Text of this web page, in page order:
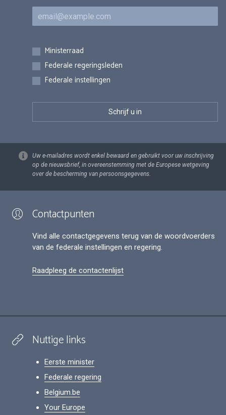
E-mail
Inschrijvingen
Ministerraad
Federale regeringsleden
Federale instellingen
Uw e-mailadres wordt enkel bewaard en gebruikt voor uw inschrijving
op de nieuwsbrief, in overeenstemming met de Europese wetgeving
over de bescherming van persoonsgegevens.
Contactpunten
Vind alle contactgegevens terug van de woordvoerders
van de federale instellingen en regering.
Raadpleeg de contactenlijst
Nuttige links
Eerste minister
Federale regering
Belgium.be
Your Europe